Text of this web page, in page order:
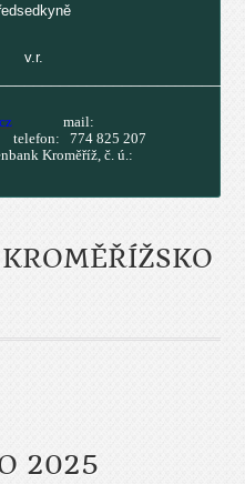
mail:
774 825 207
Kroměříž, č. ú.:
2025